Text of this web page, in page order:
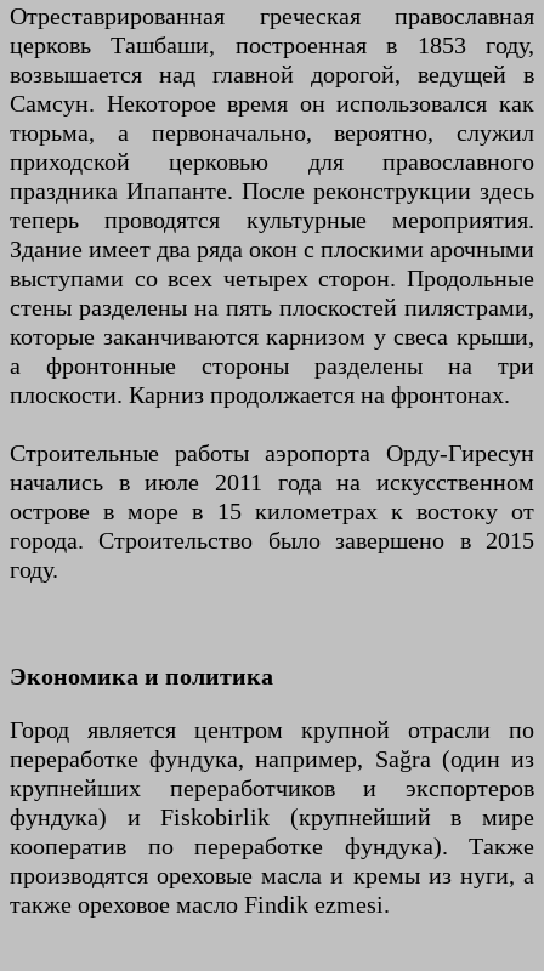
Отреставрированная греческая православная
церковь Ташбаши, построенная в 1853 году,
возвышается над главной дорогой, ведущей в
Самсун. Некоторое время он использовался как
тюрьма, а первоначально, вероятно, служил
приходской церковью для православного
праздника Ипапанте. После реконструкции здесь
теперь проводятся культурные мероприятия.
Здание имеет два ряда окон с плоскими арочными
выступами со всех четырех сторон. Продольные
стены разделены на пять плоскостей пилястрами,
которые заканчиваются карнизом у свеса крыши,
а фронтонные стороны разделены на три
плоскости. Карниз продолжается на фронтонах.
Строительные работы аэропорта Орду-Гиресун
начались в июле 2011 года на искусственном
острове в море в 15 километрах к востоку от
города. Строительство было завершено в 2015
году.
Экономика и политика
Город является центром крупной отрасли по
переработке фундука, например, Sağra (один из
крупнейших переработчиков и экспортеров
фундука) и Fiskobirlik (крупнейший в мире
кооператив по переработке фундука). Также
производятся ореховые масла и кремы из нуги, а
также ореховое масло Findik ezmesi.